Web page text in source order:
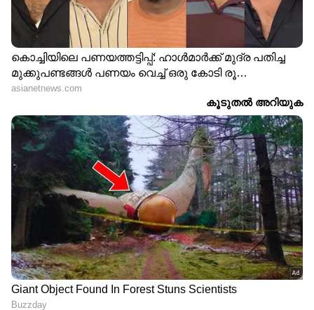
ലോകകപ്പില്‍ ടീം പുറത്തായതില്‍ മെക്‌സിക്കന്‍
ആരാധകന്‍റെ രോക്ഷപ്രകടനമാണ്
വീഡിയോയില്‍ കാണുന്നത്. ദൃശ്യങ്ങളില്‍
കാണുന്ന ആരാധകന്‍ ധരിച്ചിരിക്കുന്നത് പാക്
ക്രിക്കറ്റ് ടീമിന്‍റെ ജേഴ്‌സിയല്ല, മെക്‌സിക്കന്‍
ഫുട്ബോള്‍ ടീമിന്‍റെ ലോഗോയുള്ള
കുപ്പായമാണ്.
Read more:'ഇസ്രയേല്‍
മാധ്യമപ്രവര്‍ത്തകന്‍റെ മൈക്ക് ക്രിസ്റ്റ്യാനോ
റൊണാള്‍ഡോ വലിച്ചെറിഞ്ഞു'? Fact Check
ഏഷ്യാനെറ്റ് ന്യൂസ് ലൈവ് യൂട്യൂബിൽ
കാണാം